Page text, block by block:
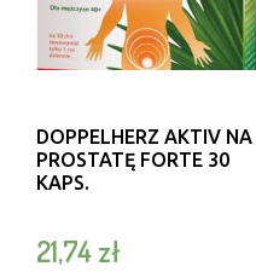
DOPPELHERZ AKTIV NA
PROSTATĘ FORTE 30
KAPS.
21,74zł